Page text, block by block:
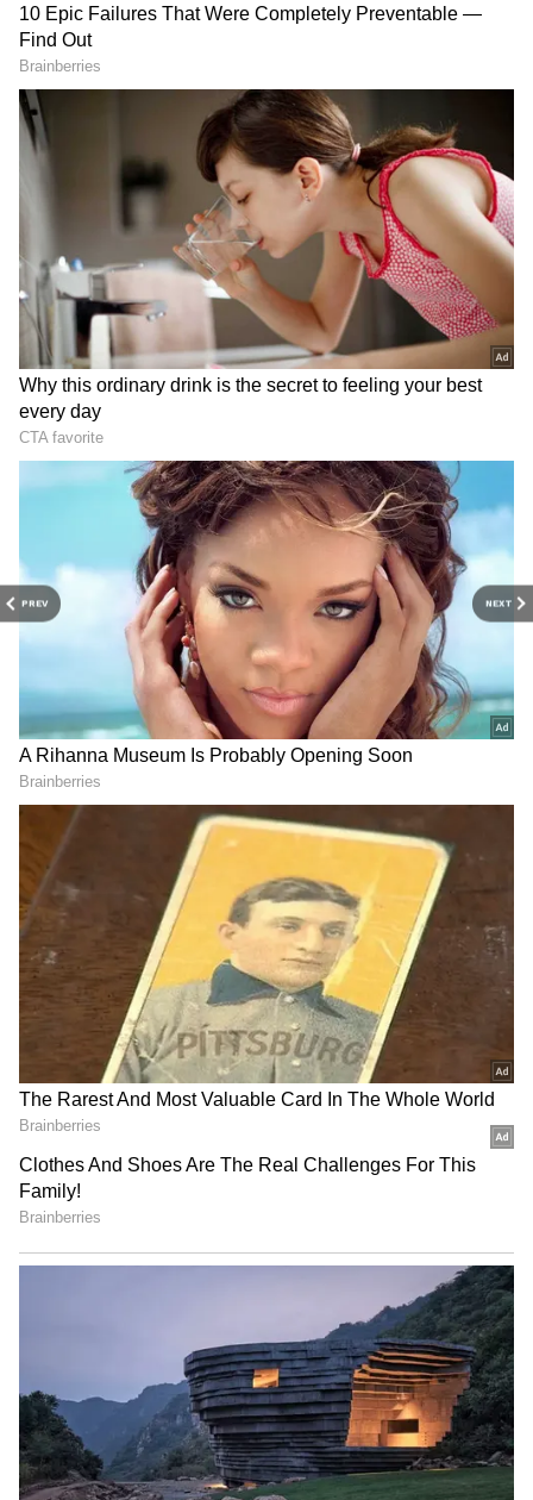
PREV NEXT
Image Credit :
అధికారులు స్వాధీనం చేసుకున్న వాటిలో ప్రధానంగా
మ‌డ‌గాస్క‌ర్ హిస్సింగ్ కాక్రోచ్‌, దుబాయ్ కాక్రోచ్ జాతులకు
చెందిన బొద్దింకలు ఉన్నాయి. మడగాస్కర్ హిస్సింగ్
బొద్దింకలు ప్రపంచంలోనే అతిపెద్ద బొద్దింక జాతుల్లో ఒకటిగా
గుర్తింపు పొందాయి. ఇవి సాధారణ బొద్దింకల కంటే చాలా
పెద్దవిగా ఉండి, 5 నుంచి 8 సెంటీమీటర్ల వరకు
పెరుగుతాయి. మెరిసే గోధుమ రంగులో కనిపించే ఈ
కీటకాలు సాధారణ బొద్దింకల కంటే భిన్నంగా ఉంటాయి.
Related Articles
కేజీ మాంసం ధర అక్ష‌రాల రూ. 80 వేలు.. ప్ర‌పంచంలో
అత్యంత ఖ‌రీదైన మాంసాహారం ఇదే
మీరు కూడా రైళ్ల‌లో సమోసాలను ఇష్టంగా తింటారా.?
ఈ వీడియో చూస్తే జీవితంలో వాటి జోలికి వెళ్ల‌రు
5
Image Credit : Getty
కోట్ల రూపాయల విలువైన అక్రమ వ్యాపారం
స్వాధీనం చేసిన బొద్దింకల మార్కెట్ విలువ సుమారు 2